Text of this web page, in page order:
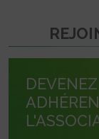
DEVENEZ